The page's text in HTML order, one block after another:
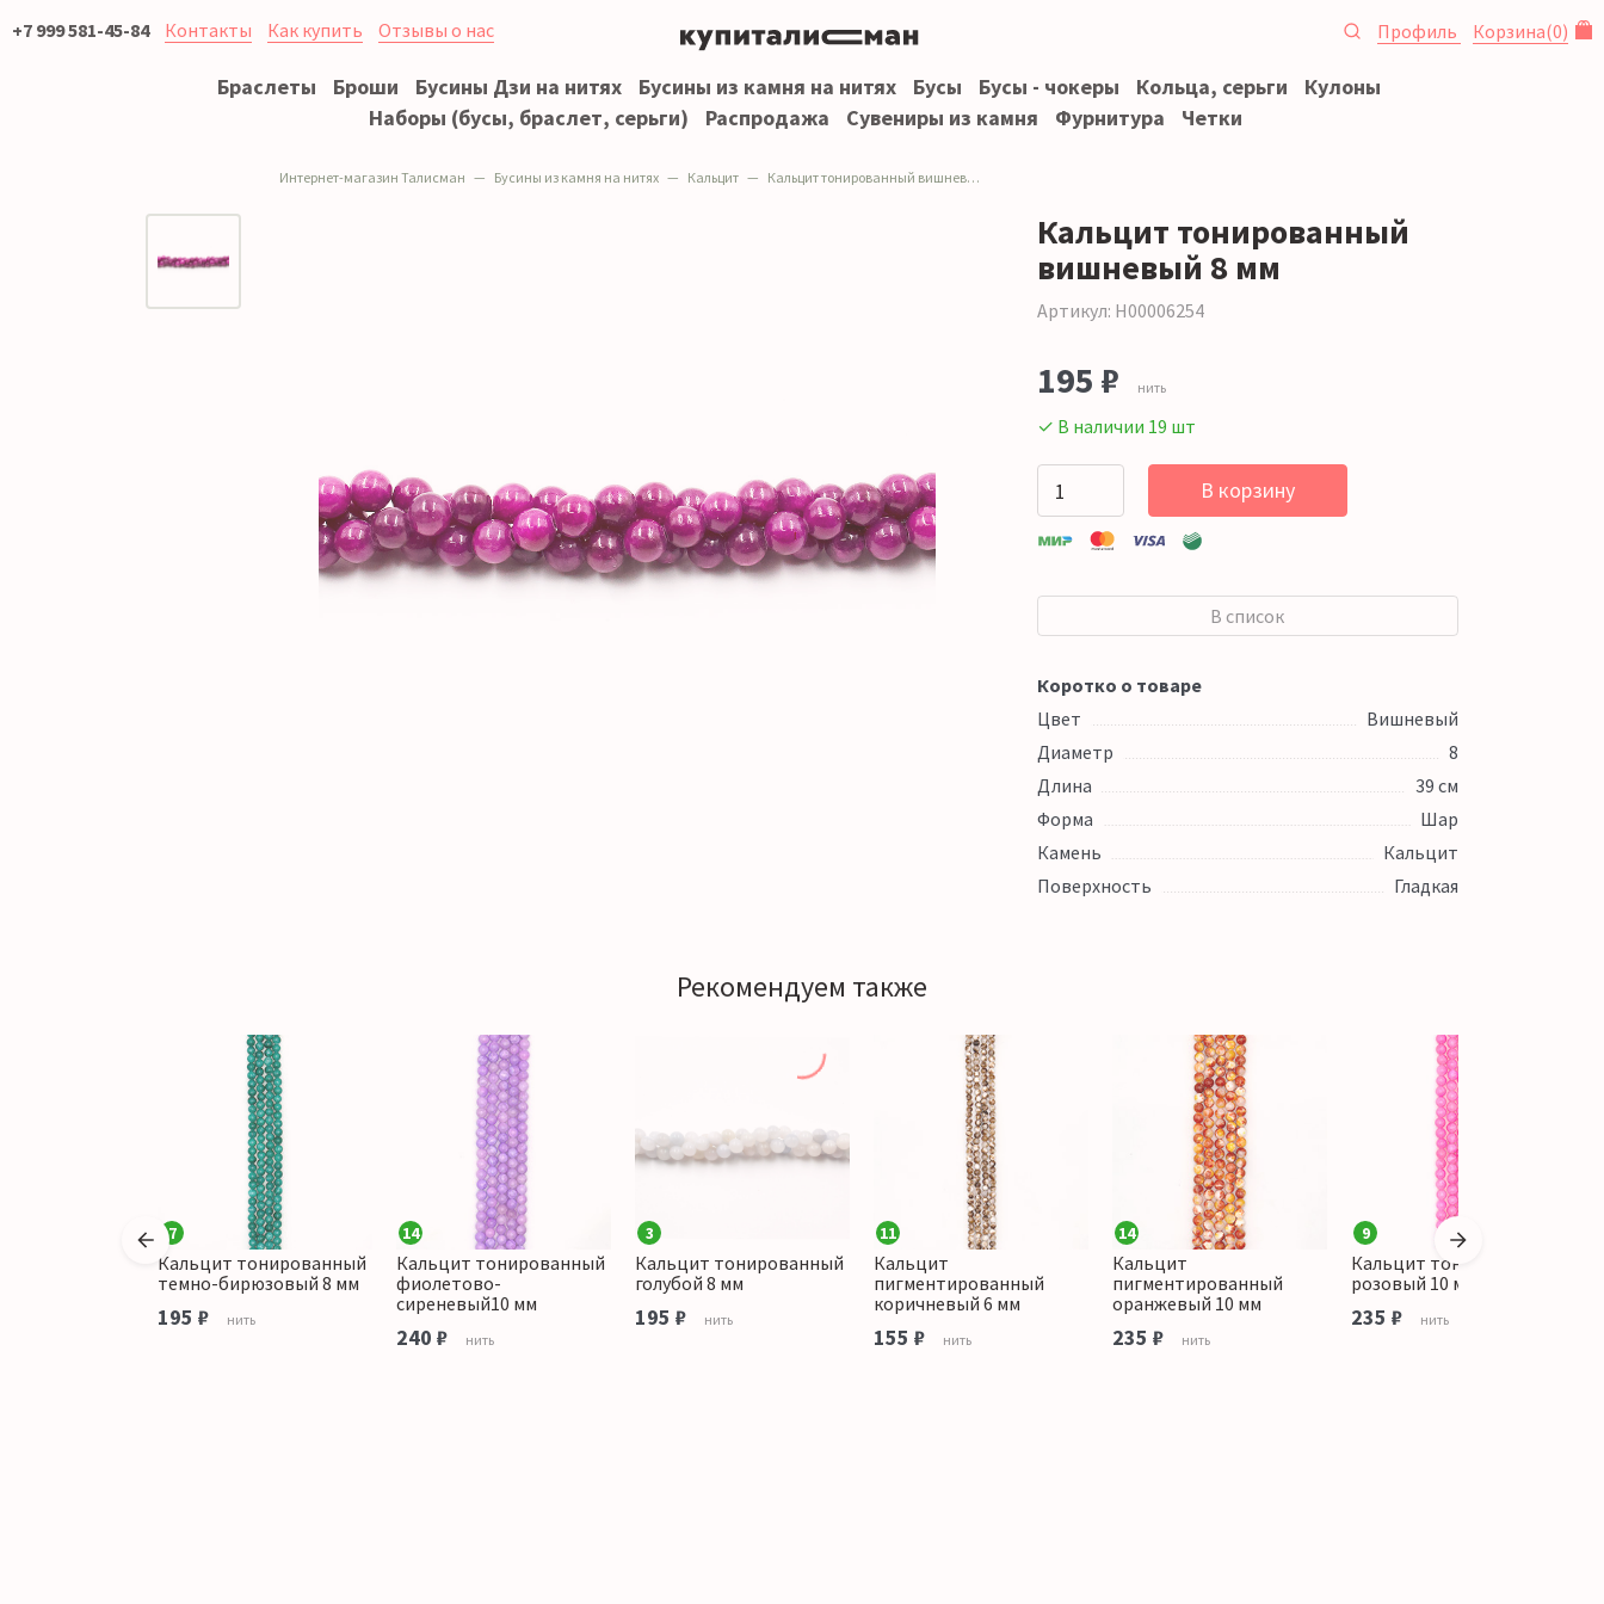
+7 999 581-45-84 Контакты Как купить Отзывы о нас Профиль Корзина(0)
Браслеты Броши Бусины Дзи на нитях Бусины из камня на нитях Бусы Бусы - чокеры Кольца, серьги
Кулоны
Наборы (бусы, браслет, серьги)
Распродажа Сувениры из камня Фурнитура Четки
Интернет-магазин Талисман Бусины из камня на нитях Кальцит Кальцит тонированный вишневый 8 мм
Кальцит тонированный
вишневый 8 мм
Артикул: Н00006254
195 ₽ нить
✓ В наличии 19 шт
В корзину
В список
Коротко о товаре
Цвет
Вишневый
Диаметр
8
Длина
39 см
Форма
Шар
Камень
Кальцит
Поверхность
Гладкая
Рекомендуем также
7
Кальцит тонированный
темно-бирюзовый 8 мм
195 ₽ нить
14
Кальцит тонированный
фиолетово-
сиреневый10 мм
240 ₽ нить
3
Кальцит тонированный
голубой 8 мм
195 ₽ нить
11
Кальцит
пигментированный
коричневый 6 мм
155 ₽ нить
14
Кальцит
пигментированный
оранжевый 10 мм
235 ₽ нить
9
Кальцит тонированный
розовый 10 мм
235 ₽ нить